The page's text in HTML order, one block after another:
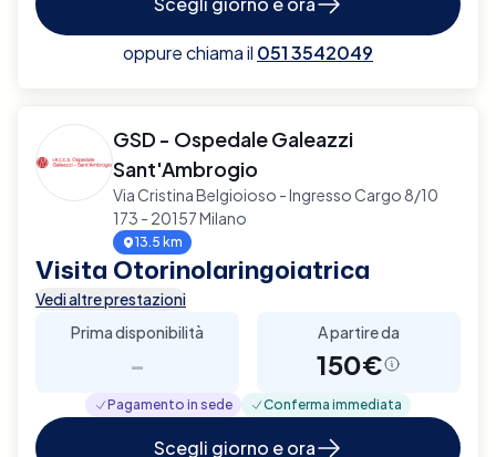
oppure chiama il 051 3542049
GSD - Ospedale Galeazzi
Sant'Ambrogio
Via Cristina Belgioioso - Ingresso Cargo 8/10
173 - 20157 Milano
13.5 km
Visita Otorinolaringoiatrica
Vedi altre prestazioni
Prima disponibilità
-
A partire da
150€
Pagamento in sede Conferma immediata
Scegli giorno e ora